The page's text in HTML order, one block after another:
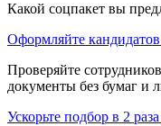
Какой соцпакет вы
Оформляйте
Проверяйте
документы без бумаг и
Ускорьте подбор в 2